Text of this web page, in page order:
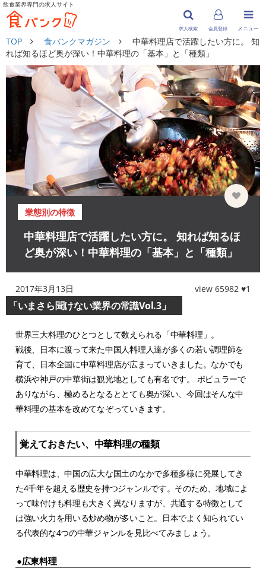
飲食業界専門の求人サイト
メニュー
会員登録
求人検索
TOP 食バンクマガジン
中華料理店で活躍したい方に。 知
れば知るほど奥が深い！中華料理の「基本」と「種類」
業態別の特徴
中華料理店で活躍したい方に。 知れば知るほ
ど奥が深い！中華料理の「基本」と「種類」
2017年3月13日 view 65982 ♥1
「いまさら聞けない業界の常識Vol.3」
世界三大料理のひとつとして数えられる「中華料理」。
戦後、日本に渡って来た中国人料理人達が多くの若い調理師を
育て、日本全国に中華料理店が広まっていきました。なかでも
横浜や神戸の中華街は観光地としても有名です。 ポピュラーで
ありながら、極めるとなるととても奥が深い、今回はそんな中
華料理の基本を改めてなぞっていきます。
覚えておきたい、中華料理の種類
中華料理は、中国の広大な国土のなかで多種多様に発展してき
た4千年を超える歴史を持つジャンルです。そのため、地域によ
って味付けも料理も大きく異なりますが、共通する特徴として
は強い火力を用いる炒め物が多いこと。日本でよく知られてい
る代表的な4つの中華ジャンルを見比べてみましょう。
●広東料理